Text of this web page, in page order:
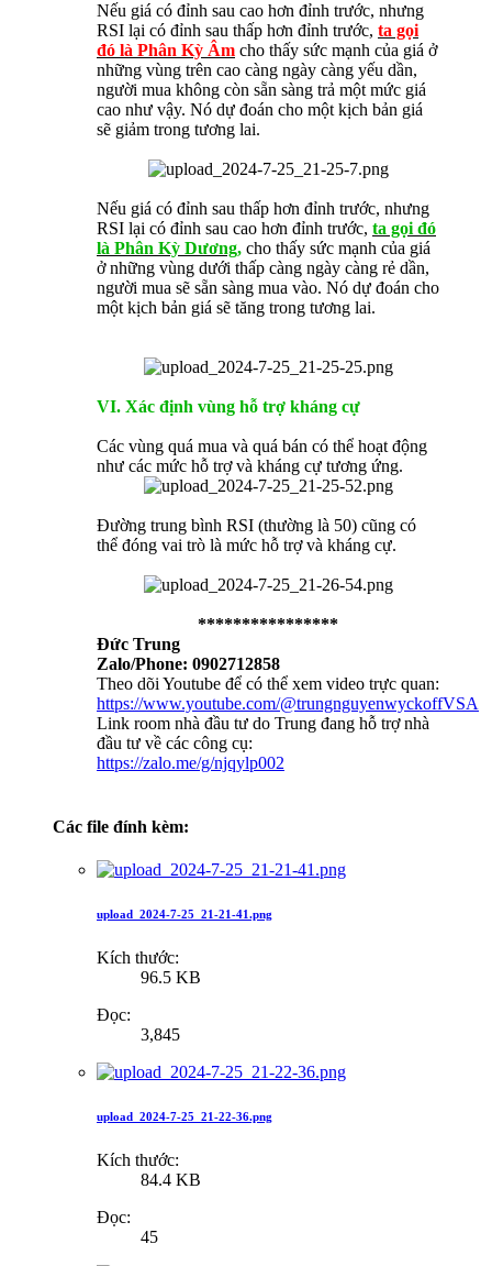
Nếu giá có đỉnh sau cao hơn đỉnh trước, nhưng
RSI lại có đỉnh sau thấp hơn đỉnh trước, ta gọi
đó là Phân Kỳ Âm cho thấy sức mạnh của giá ở
những vùng trên cao càng ngày càng yếu dần,
người mua không còn sẵn sàng trả một mức giá
cao như vậy. Nó dự đoán cho một kịch bản giá
sẽ giảm trong tương lai.
Nếu giá có đỉnh sau thấp hơn đỉnh trước, nhưng
RSI lại có đỉnh sau cao hơn đỉnh trước, ta gọi đó
là Phân Kỳ Dương, cho thấy sức mạnh của giá
ở những vùng dưới thấp càng ngày càng rẻ dần,
người mua sẽ sẵn sàng mua vào. Nó dự đoán cho
một kịch bản giá sẽ tăng trong tương lai.
VI. Xác định vùng hỗ trợ kháng cự
Các vùng quá mua và quá bán có thể hoạt động
như các mức hỗ trợ và kháng cự tương ứng.
Đường trung bình RSI (thường là 50) cũng có
thể đóng vai trò là mức hỗ trợ và kháng cự.
****************
Đức Trung
Zalo/Phone: 0902712858
Theo dõi Youtube để có thể xem video trực quan:
https://www.youtube.com/@trungnguyenwyckoffVSA
Link room nhà đầu tư do Trung đang hỗ trợ nhà
đầu tư về các công cụ:
https://zalo.me/g/njqylp002
Các file đính kèm:
upload_2024-7-25_21-21-41.png
Kích thước:
96.5 KB
Đọc:
3,845
upload_2024-7-25_21-22-36.png
Kích thước:
84.4 KB
Đọc:
45